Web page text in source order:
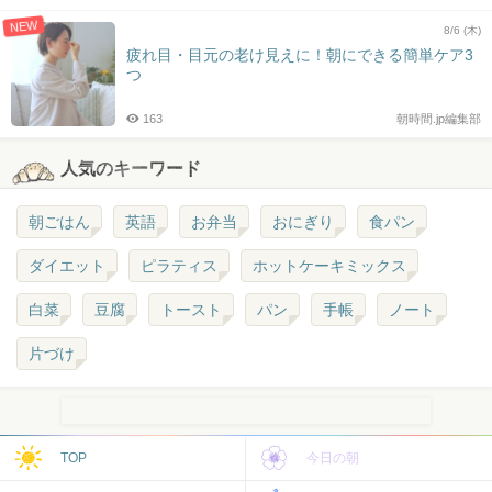
NEW 8/6 (木)
疲れ目・目元の老け見えに！朝にできる簡単ケア3
つ
朝時間.jp編集部
163
人気のキーワード
朝ごはん 英語 お弁当 おにぎり 食パン
ダイエット ピラティス ホットケーキミックス
白菜 豆腐 トースト パン 手帳 ノート
片づけ
TOP 今日の朝